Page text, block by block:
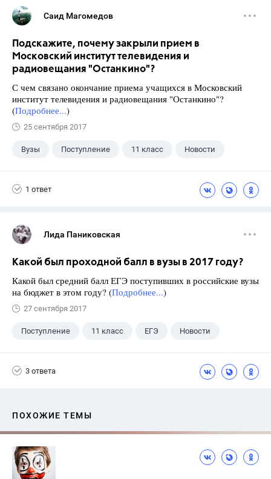
Саид Магомедов
Подскажите, почему закрыли прием в
Московский институт телевидения и
радиовещания "Останкино"?
С чем связано окончание приема учащихся в Московский
институт телевидения и радиовещания "Останкино"?
(Подробнее...)
25 сентября 2017
Вузы Поступление 11 класс Новости
1 ответ
Лида Паниковская
Какой был проходной балл в вузы в 2017 году?
Какой был средний балл ЕГЭ поступивших в российские вузы
на бюджет в этом году? (Подробнее...)
27 сентября 2017
Поступление 11 класс ЕГЭ Новости
3 ответа
ПОХОЖИЕ ТЕМЫ